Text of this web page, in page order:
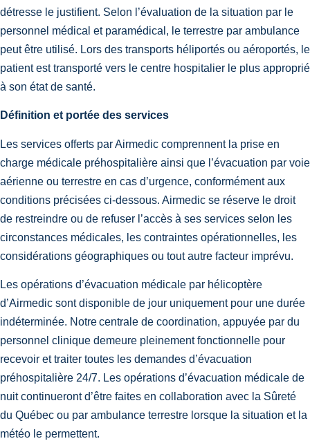
détresse le justifient. Selon l’évaluation de la situation par le
personnel médical et paramédical, le terrestre par ambulance
peut être utilisé. Lors des transports héliportés ou aéroportés, le
patient est transporté vers le centre hospitalier le plus approprié
à son état de santé.
Définition et portée des services
Les services offerts par Airmedic comprennent la prise en
charge médicale préhospitalière ainsi que l’évacuation par voie
aérienne ou terrestre en cas d’urgence, conformément aux
conditions précisées ci-dessous. Airmedic se réserve le droit
de restreindre ou de refuser l’accès à ses services selon les
circonstances médicales, les contraintes opérationnelles, les
considérations géographiques ou tout autre facteur imprévu.
Les opérations d’évacuation médicale par hélicoptère
d’Airmedic sont disponible de jour uniquement pour une durée
indéterminée. Notre centrale de coordination, appuyée par du
personnel clinique demeure pleinement fonctionnelle pour
recevoir et traiter toutes les demandes d’évacuation
préhospitalière 24/7. Les opérations d’évacuation médicale de
nuit continueront d’être faites en collaboration avec la Sûreté
du Québec ou par ambulance terrestre lorsque la situation et la
météo le permettent.